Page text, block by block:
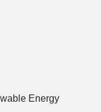
Energy